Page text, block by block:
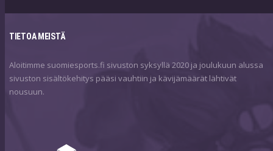
TIETOA MEISTÄ
Aloitimme suomiesports.fi sivuston syksyllä 2020 ja joulukuun alussa
sivuston sisältökehitys pääsi vauhtiin ja kävijämäärät lähtivät
nousuun.